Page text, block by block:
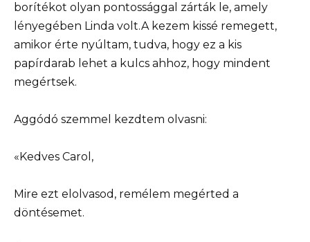
borítékot olyan pontossággal zárták le, amely
lényegében Linda volt.A kezem kissé remegett,
amikor érte nyúltam, tudva, hogy ez a kis
papírdarab lehet a kulcs ahhoz, hogy mindent
megértsek.
Aggódó szemmel kezdtem olvasni:
«Kedves Carol,
Mire ezt elolvasod, remélem megérted a
döntésemet.